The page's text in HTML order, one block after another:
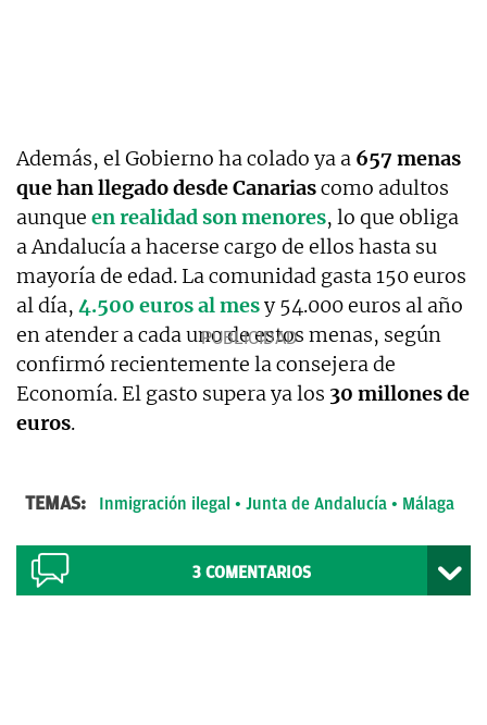
Además, el Gobierno ha colado ya a 657 menas
que han llegado desde Canariascomo adultos
aunque en realidad son menores, lo que obliga
a Andalucía a hacerse cargo de ellos hasta su
mayoría de edad. La comunidad gasta 150 euros
al día, 4.500 euros al mesy 54.000 euros al año
en atender a cada uno de estos menas, según
confirmó recientemente la consejera de
Economía. El gasto supera ya los 30 millones de
euros.
TEMAS: Inmigración ilegal Junta de Andalucía Málaga
3 COMENTARIOS